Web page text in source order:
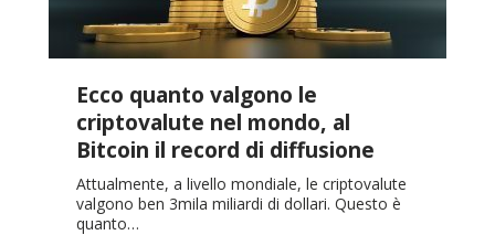
Ecco quanto valgono le
criptovalute nel mondo, al
Bitcoin il record di diffusione
Attualmente, a livello mondiale, le criptovalute
valgono ben 3mila miliardi di dollari. Questo è
quanto…